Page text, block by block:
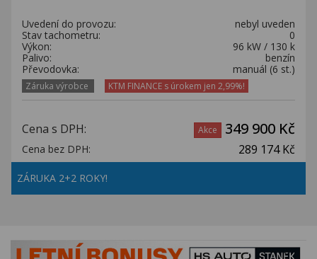
Uvedení do provozu:
nebyl uveden
Stav tachometru:
0
Výkon:
96 kW / 130 k
Palivo:
benzín
Převodovka:
manuál (6 st.)
Záruka výrobce KTM FINANCE s úrokem jen 2,99%!
Cena s DPH: Akce 349 900 Kč
Cena bez DPH: 289 174 Kč
ZÁRUKA 2+2 ROKY!